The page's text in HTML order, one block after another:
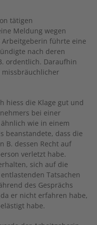
tätigen
Meldung wegen
Arbeitgeberin führte eine
nach deren
ordentlich. Daraufhin
missbräuchlicher
hiess die Klage gut und
bei einer
wie in einem
beanstandete, dass die
B. dessen Recht auf
verletzt habe.
sich auf die
Tatsachen
des Gesprächs
er nicht erfahren habe,
habe.